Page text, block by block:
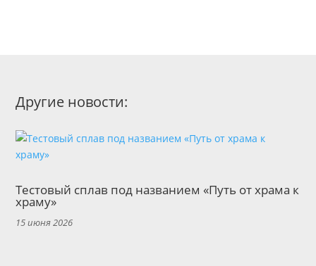
Другие новости:
Тестовый сплав под названием «Путь от храма к
храму»
15 июня 2026